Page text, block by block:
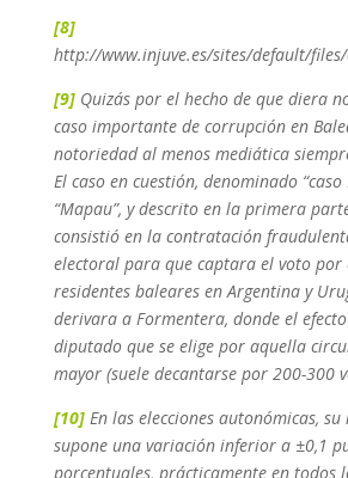
[8]
http://www.injuve.es/sites/default/
[9]Quizás por el hecho de que diera
caso importante de corrupción en
notoriedad al menos mediática
El caso en cuestión, denominado
“Mapau”, y descrito en la primera
consistió en la contratación
electoral para que captara el voto por
residentes baleares en Argentina y
derivara a Formentera, donde el
diputado que se elige por aquella
mayor (suele decantarse por 200-300
[10]En las elecciones autonómicas,
supone una variación inferior a ±0,1
porcentuales, prácticamente en todos